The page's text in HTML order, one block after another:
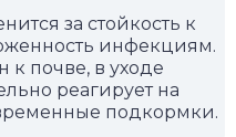
за стойкость к
инфекциям.
к почве, в уходе
реагирует на
подкормки.